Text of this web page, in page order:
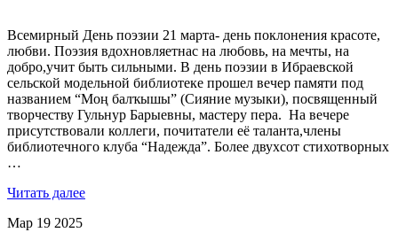
Всемирный День поэзии 21 марта- день поклонения красоте,
любви. Поэзия вдохновляетнас на любовь, на мечты, на
добро,учит быть сильными. В день поэзии в Ибраевской
сельской модельной библиотеке прошел вечер памяти под
названием “Моң балҡышы” (Сияние музыки), посвященный
творчеству Гульнур Барыевны, мастеру пера. На вечере
присутствовали коллеги, почитатели её таланта,члены
библиотечного клуба “Надежда”. Более двухсот стихотворных
…
Читать далее
Мар 19 2025